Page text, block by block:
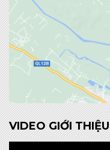
VIDEO GIỚI THIỆU